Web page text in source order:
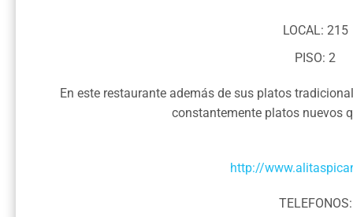
LOCAL: 215
PISO: 2
En este restaurante además de sus platos
constantemente platos nuevos
http://
TELEFONOS: